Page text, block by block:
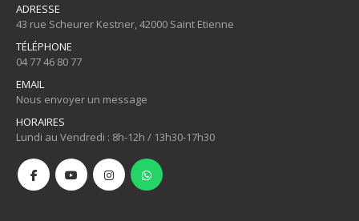
ADRESSE
43 rue Scheurer Kestner, 42000 Saint Etienne
TÉLÉPHONE
04 77 46 80 77
EMAIL
Nous envoyer un message
HORAIRES
Lundi au Vendredi : 8h-12h / 13h30-17h30